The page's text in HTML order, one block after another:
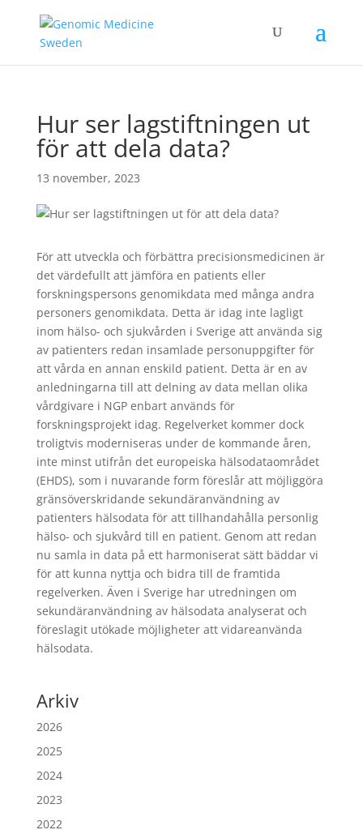
Hur ser lagstiftningen ut
för att dela data?
13 november, 2023
För att utveckla och förbättra precisionsmedicinen är
det värdefullt att jämföra en patients eller
forskningspersons genomikdata med många andra
personers genomikdata. Detta är idag inte lagligt
inom hälso- och sjukvården i Sverige att använda sig
av patienters redan insamlade personuppgifter för
att vårda en annan enskild patient. Detta är en av
anledningarna till att delning av data mellan olika
vårdgivare i NGP enbart används för
forskningsprojekt idag. Regelverket kommer dock
troligtvis moderniseras under de kommande åren,
inte minst utifrån det europeiska hälsodataområdet
(EHDS), som i nuvarande form föreslår att möjliggöra
gränsöverskridande sekundäranvändning av
patienters hälsodata för att tillhandahålla personlig
hälso- och sjukvård till en patient. Genom att redan
nu samla in data på ett harmoniserat sätt bäddar vi
för att kunna nyttja och bidra till de framtida
regelverken. Även i Sverige har utredningen om
sekundäranvändning av hälsodata analyserat och
föreslagit utökade möjligheter att vidareanvända
hälsodata.
Arkiv
2026
2025
2024
2023
2022